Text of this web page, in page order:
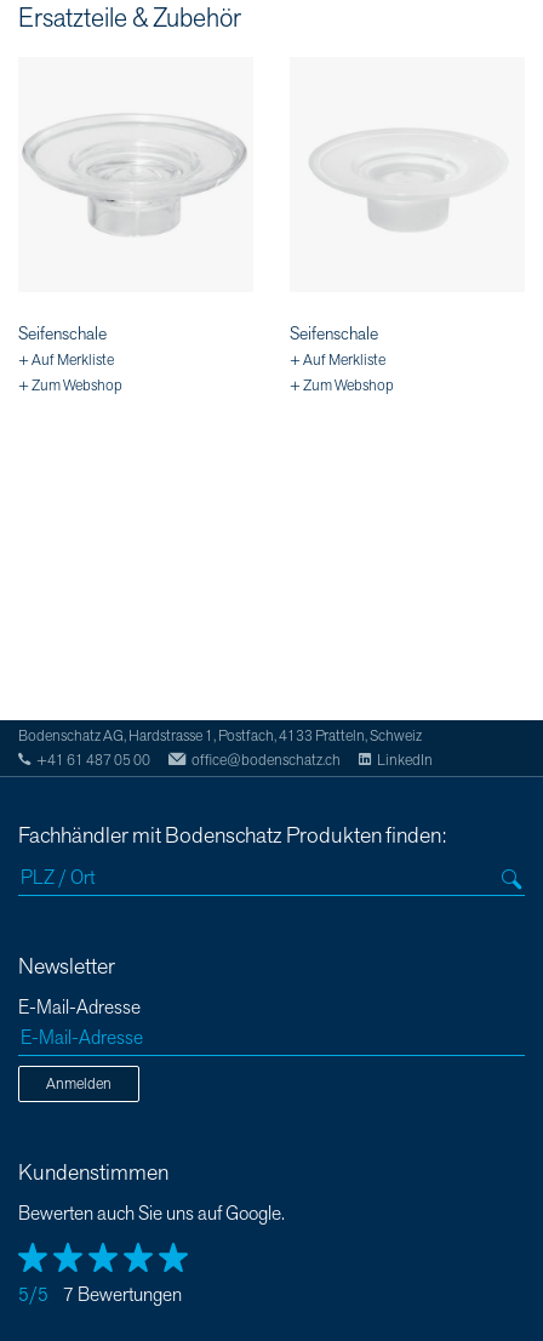
Ersatzteile & Zubehör
Seifenschale
+ Auf Merkliste
+ Zum Webshop
Seifenschale
+ Auf Merkliste
+ Zum Webshop
Bodenschatz AG, Hardstrasse 1, Postfach, 4133 Pratteln, Schweiz
+41 61 487 05 00
office@bodenschatz.ch LinkedIn
Fachhändler mit Bodenschatz Produkten finden:
Newsletter
E-Mail-Adresse
Anmelden
Kundenstimmen
Bewerten auch Sie uns auf Google.
5/5 7 Bewertungen